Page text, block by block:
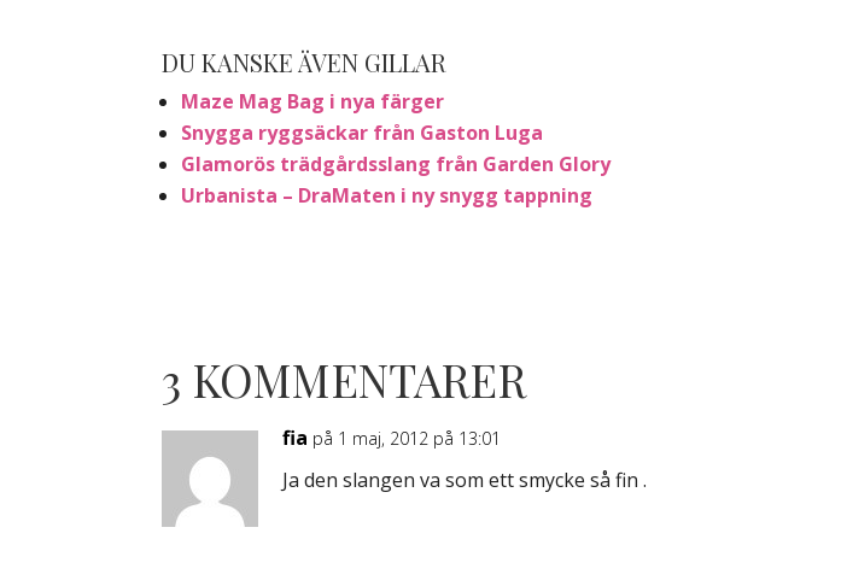
DU KANSKE ÄVEN GILLAR
Maze Mag Bag i nya färger
Snygga ryggsäckar från Gaston Luga
Glamorös trädgårdsslang från Garden Glory
Urbanista – DraMaten i ny snygg tappning
3 KOMMENTARER
fia på 1 maj, 2012 på 13:01
Ja den slangen va som ett smycke så fin .